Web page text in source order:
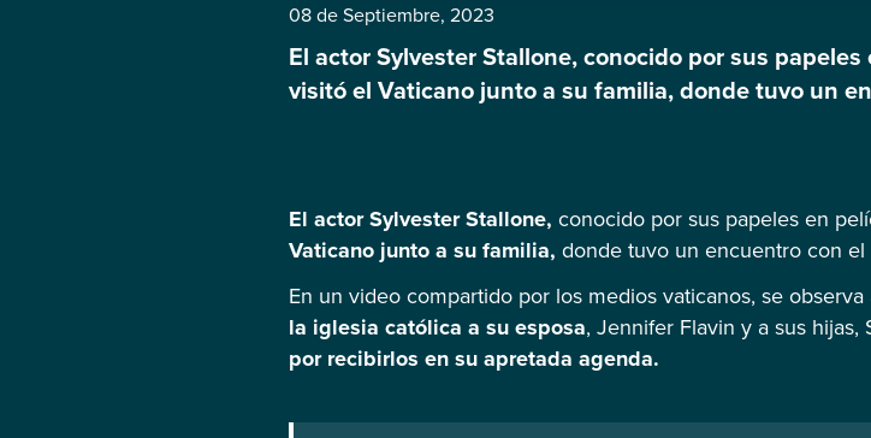
08 de Septiembre, 2023
El actor Sylvester Stallone, conocido por sus papeles
visitó el Vaticano junto a su familia, donde tuvo un
El actor Sylvester Stallone, conocido por sus papeles en
Vaticano junto a su familia, donde tuvo un encuentro con el
En un video compartido por los medios vaticanos, se observa
la iglesia católica a su esposa, Jennifer Flavin y a sus hijas,
por recibirlos en su apretada agenda.